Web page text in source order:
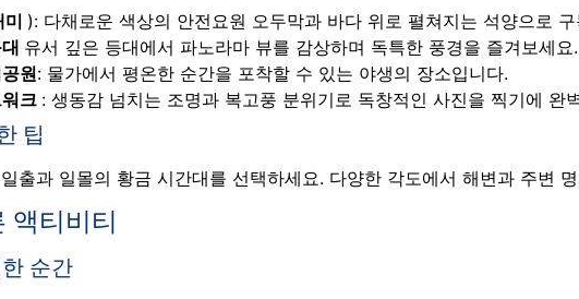
미 ): 다채로운 색상의 안전요원 오두막과 바다 위로 펼쳐지는 석양으로
유서 깊은 등대에서 파노라마 뷰를 감상하며 독특한 풍경을 즐겨보세요.
원: 물가에서 평온한 순간을 포착할 수 있는 야생의 장소입니다.
크 : 생동감 넘치는 조명과 복고풍 분위기로 독창적인 사진을 찍기에 완
팁
출과 일몰의 황금 시간대를 선택하세요. 다양한 각도에서 해변과 주변
액티비티
순간